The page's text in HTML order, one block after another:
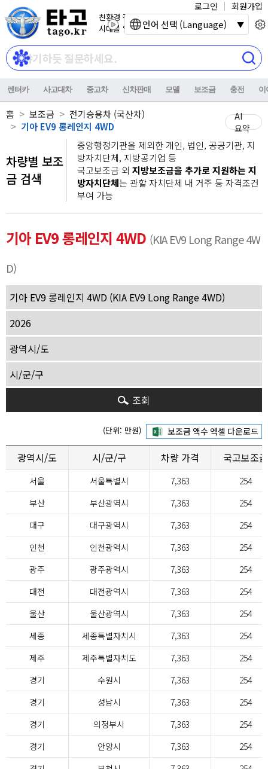
친환경 전기자동차
시대를 열어갑니다.
로그인 회원가입
렌터카 사고대차 중고차 신차판매 모델 보조금 충전 이
홈 보조금
전기승용차 (국산차)
기아 EV9 롱레인지 4WD
AI
요약
차량별 보조
금 검색
중앙행정기관을 제외한 개인, 법인, 공공기관, 지
방자치단체, 지방공기업 등
국고보조금 외 지방보조금을 추가로 지원하는 지
방자치단체는 관할 자치단체 내 거주 등 자격조건
부여 가능
기아 EV9 롱레인지 4WD (KIA EV9 Long Range 4W
D)
조회
(단위: 만원)
광역시/도 시/군/구 차량 가격 국고보조금
서울 서울특별시 7,363
254
부산
부산광역시 7,363
254
대구
대구광역시 7,363
254
인천
인천광역시 7,363
254
광주
광주광역시 7,363
254
대전
대전광역시 7,363
254
울산
울산광역시 7,363
254
세종
세종특별자치시 7,363
254
제주
제주특별자치도 7,363
254
경기
수원시 7,363
254
경기
성남시 7,363
254
경기
의정부시 7,363
254
경기
안양시 7,363
254
언어 선택 (Language)